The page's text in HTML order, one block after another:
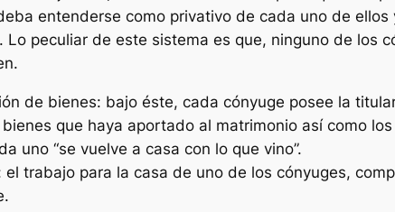
entenderse como privativo de cada uno de
Lo peculiar de este sistema es que, ninguno de los
de bienes: bajo éste, cada cónyuge posee la
que haya aportado al matrimonio así como
uno “se vuelve a casa con lo que vino”.
el trabajo para la casa de uno de los cónyuges,